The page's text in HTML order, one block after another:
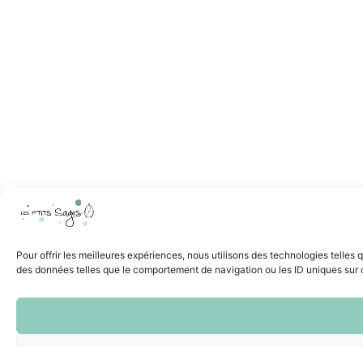
Pour offrir les meilleures expériences, nous utilisons des technologies
des données telles que le comportement de navigation ou les ID uniques